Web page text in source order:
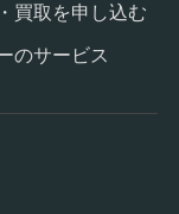
買取を申し込む
のサービス